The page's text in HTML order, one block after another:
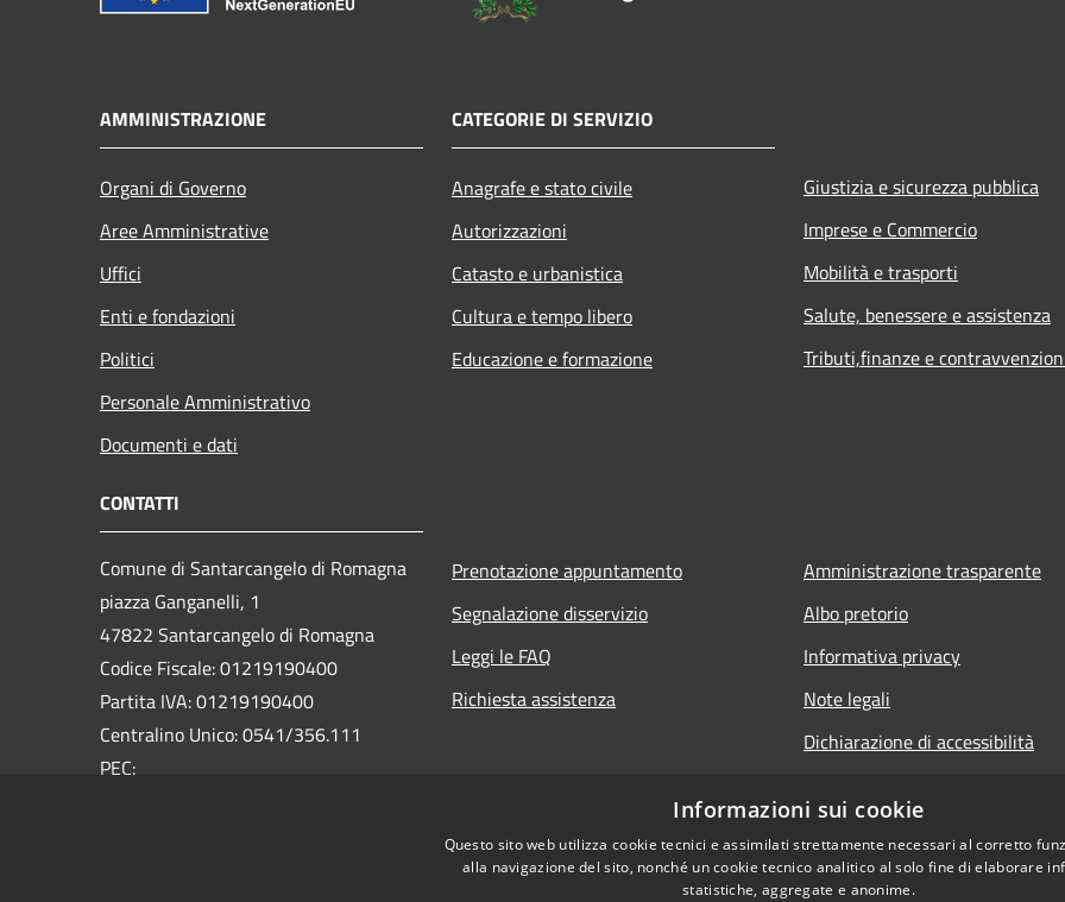
AMMINISTRAZIONE
Organi di Governo
Aree Amministrative
Uffici
Enti e fondazioni
Politici
Personale Amministrativo
Documenti e dati
CATEGORIE DI SERVIZIO
Anagrafe e stato civile
Autorizzazioni
Catasto e urbanistica
Cultura e tempo libero
Educazione e formazione
Giustizia e sicurezza pubblica
Imprese e Commercio
Mobilità e trasporti
Salute, benessere e assistenza
Tributi,finanze e
CONTATTI
Comune di Santarcangelo di Romagna
piazza Ganganelli, 1
47822 Santarcangelo di Romagna
Codice Fiscale: 01219190400
Partita IVA: 01219190400
Centralino Unico: 0541/356.111
PEC:
Prenotazione appuntamento
Segnalazione disservizio
Leggi le FAQ
Richiesta assistenza
Amministrazione trasparente
Albo pretorio
Informativa privacy
Note legali
Dichiarazione di accessibilità
Informazioni sui cookie
Questo sito web utilizza cookie tecnici e assimilati strettamente necessari al corretto
alla navigazione del sito, nonché un cookie tecnico analitico al solo fine di elaborare
statistiche, aggregate e anonime.